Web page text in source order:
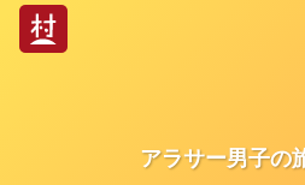
アラサー男子の